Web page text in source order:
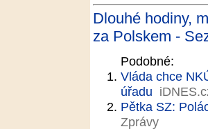
Dlouhé hodiny,
za Polskem -
Podobné:
Vláda chce
úřadu
Pětka SZ:
Zprávy